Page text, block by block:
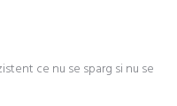
ce nu se sparg si nu se